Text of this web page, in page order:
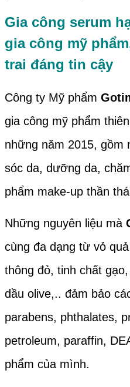
Gia công serum
gia công mỹ
trai đáng tin cậy
Công ty Mỹ phẩm
gia công mỹ phẩm
những năm 2015, gồm
sóc da, dưỡng da,
phẩm make-up thần
Những nguyên liệu mà
cùng đa dạng từ vỏ
thông đỏ, tinh chất
dầu olive,.. đảm bảo
parabens, phthalates,
petroleum, paraffin,
phẩm của mình.